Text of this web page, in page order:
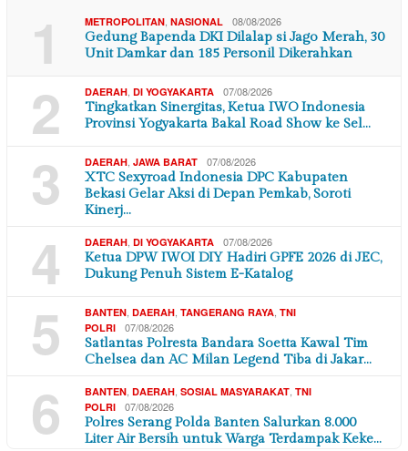
1 METROPOLITAN NASIONAL 08/08/2026
Gedung Bapenda DKI Dilalap si Jago Merah, 30
Unit Damkar dan 185 Personil Dikerahkan
2 DAERAH DI YOGYAKARTA 07/08/2026
Tingkatkan Sinergitas, Ketua IWO Indonesia
Provinsi Yogyakarta Bakal Road Show ke Sel…
3 DAERAH JAWA BARAT 07/08/2026
XTC Sexyroad Indonesia DPC Kabupaten
Bekasi Gelar Aksi di Depan Pemkab, Soroti
Kinerj…
4 DAERAH DI YOGYAKARTA 07/08/2026
Ketua DPW IWOI DIY Hadiri GPFE 2026 di JEC,
Dukung Penuh Sistem E-Katalog
5 BANTEN DAERAH TANGERANG RAYA TNI
POLRI
07/08/2026
Satlantas Polresta Bandara Soetta Kawal Tim
Chelsea dan AC Milan Legend Tiba di Jakar…
6 BANTEN DAERAH SOSIAL MASYARAKAT TNI
POLRI
07/08/2026
Polres Serang Polda Banten Salurkan 8.000
Liter Air Bersih untuk Warga Terdampak Keke…